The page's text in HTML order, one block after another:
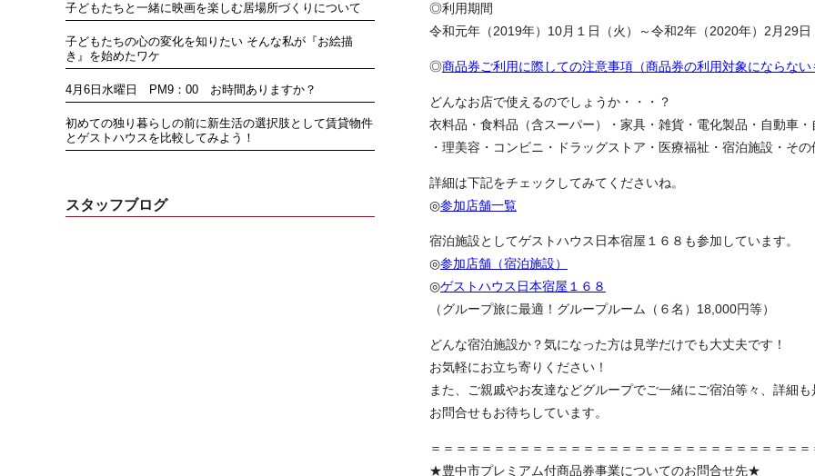
子どもたちと一緒に映画を楽しむ居場所づくりについて
子どもたちの心の変化を知りたい そんな私が『お絵描
き』を始めたワケ
4月6日水曜日 PM9：00 お時間ありますか？
初めての独り暮らしの前に新生活の選択肢として賃貸物件
とゲストハウスを比較してみよう！
スタッフブログ
◎利用期間
令和元年（2019年）10月１日（火）～令和2年（2020年）2月29日
◎商品券ご利用に際しての注意事項（商品券の利用対象にならない
どんなお店で使えるのでしょうか・・・？
衣料品・食料品（含スーパー）・家具・雑貨・電化製品・自動車
・理美容・コンビニ・ドラッグストア・医療福祉・宿泊施設・その
詳細は下記をチェックしてみてくださいね。
◎参加店舗一覧
宿泊施設としてゲストハウス日本宿屋１６８も参加しています。
◎参加店舗（宿泊施設）
◎ゲストハウス日本宿屋１６８
（グループ旅に最適！グループルーム（６名）18,000円等）
どんな宿泊施設か？気になった方は見学だけでも大丈夫です！
お気軽にお立ち寄りください！
また、ご親戚やお友達などグループでご一緒にご宿泊等々、詳細も
お問合せもお待ちしています。
＝＝＝＝＝＝＝＝＝＝＝＝＝＝＝＝＝＝＝＝＝＝＝＝＝＝＝＝＝＝
★豊中市プレミアム付商品券事業についてのお問合せ先★